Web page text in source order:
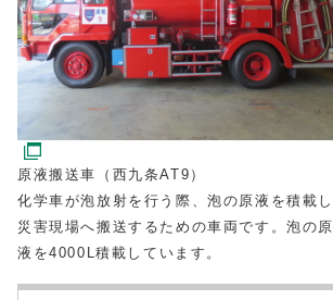
原液搬送車（西九条AT9）
化学車が泡放射を行う際、泡の原液を積載し
災害現場へ搬送するための車両です。泡の原
液を4000L積載しています。